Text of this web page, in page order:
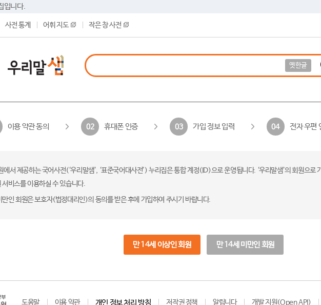
입니다.
사전 통계 어휘 지도 작은 창 사전
옛한글
이용 약관 동의 02 휴대폰 인증 03 가입 정보 입력 04 전자 우편
에서 제공하는 국어사전(‘우리말샘’, ‘표준국어대사전’) 누리집은 통합 계정(ID)으로 운영됩니다. ‘우리말샘’의 회원으
서비스를 이용하실 수 있습니다.
만인 회원은 보호자(법정대리인)의 동의를 받은 후에 가입하여 주시기 바랍니다.
만 14세 이상인 회원 만 14세 미만인 회원
도움말 이용 약관 개인 정보 처리 방침 저작권 정책 알립니다 개발 지원(Open API)